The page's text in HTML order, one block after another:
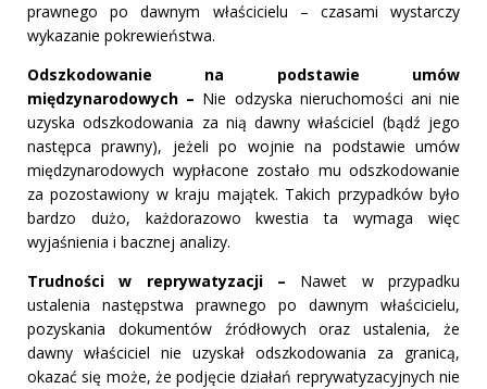
prawnego po dawnym właścicielu – czasami wystarczy
wykazanie pokrewieństwa.
Odszkodowanie na podstawie umów
międzynarodowych – Nie odzyska nieruchomości ani nie
uzyska odszkodowania za nią dawny właściciel (bądź jego
następca prawny), jeżeli po wojnie na podstawie umów
międzynarodowych wypłacone zostało mu odszkodowanie
za pozostawiony w kraju majątek. Takich przypadków było
bardzo dużo, każdorazowo kwestia ta wymaga więc
wyjaśnienia i bacznej analizy.
Trudności w reprywatyzacji – Nawet w przypadku
ustalenia następstwa prawnego po dawnym właścicielu,
pozyskania dokumentów źródłowych oraz ustalenia, że
dawny właściciel nie uzyskał odszkodowania za granicą,
okazać się może, że podjęcie działań reprywatyzacyjnych nie